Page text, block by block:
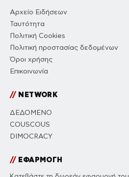
Αρχείο Ειδήσεων
Ταυτότητα
Πολιτική Cookies
Πολιτική προστασίας δεδομένων
Όροι χρήσης
Επικοινωνία
//NETWORK
ΔΕΔΟΜΕΝΟ
COUSCOUS
DIMOCRACY
//ΕΦΑΡΜΟΓΗ